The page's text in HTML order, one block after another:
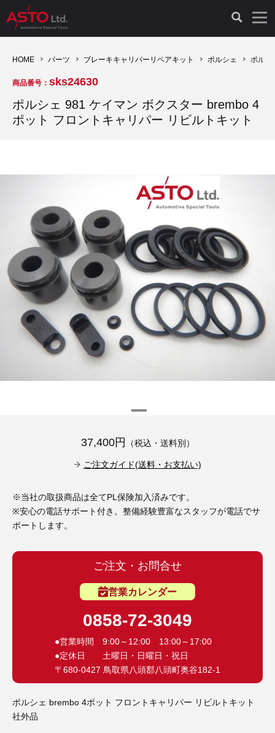
診断機（16）
キープログラマー（4）
オプション品（17）
TPMS（4）
その他（9）
診断テスター（10）
キープログラマー（20）
安定化電源ユニット（8）
バッテリーテスター（4）
古い車両用診断テスター（10）
バイク用診断テスター（7）
その他（20）
HCB TOOLS（45）
AST TOOLS（51）
ドイツ車（211）
イタリア/フランス車（27）
イギリス車（23）
アメリカ車（15）
スウェーデン車（20）
ホイールロック取り外しツール（6）
3D プリンターペン（8）
オシロスコープ（2）
オシロ関連商品（9）
その他（8）
ドイツ車（427）
イタリア/フランス車（145）
スウェーデン車（45）
日本車（40）
ロシア（8）
ブレーキキャリパーリペアキット（368）
ライト関連（6）
その他（12）
現品修理（77）
リビルト品（58）
コントロールユニット初期化（3）
イモビライザーOFF（1）
その他（6）
オシロスコープ（10）
アクセサリー（13）
HOME パーツ ブレーキキャリパーリペアキット ポルシェ ポルシ
商品番号： sks24630
ポルシェ 981 ケイマン ボクスター brembo 4
ポット フロントキャリパー リビルトキット
37,400円 （税込・送料別）
ご注文ガイド(送料・お支払い)
※当社の取扱商品は全てPL保険加入済みです。
※安心の電話サポート付き。整備経験豊富なスタッフが電話でサ
ポートします。
ご注文・お問合せ
営業カレンダー
0858-72-3049
●営業時間 9:00～12:00 13:00～17:00
●定休日 土曜日・日曜日・祝日
〒680-0427 鳥取県八頭郡八頭町奥谷182-1
ポルシェ brembo 4ポット フロントキャリパー リビルトキット
社外品